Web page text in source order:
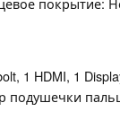
1 HDMI, 1
подушечки